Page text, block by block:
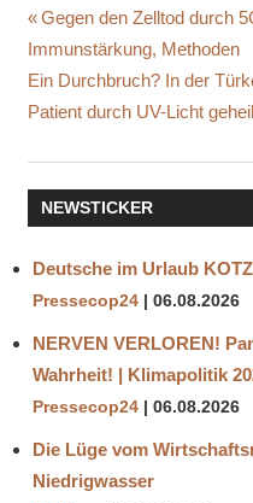
GLADBACH
APPETIT
KATY
KIM
MARINA
ABRAMOVIC
MENSCHENFLEISCH
MENSCHLICHE
TORTE
SATANISMUS
Vorheriger
Beitrag:
Gegen den Zelltod durch
Immunstärkung, Methoden
Nächster
Beitrag:
Ein Durchbruch? In der
Patient durch UV-Licht
NEWSTICKER
Deutsche im Urlaub
Pressecop24 06.08.2026
NERVEN VERLOREN!
Wahrheit! | Klimapolitik
Pressecop24 06.08.2026
Die Lüge vom
Niedrigwasser